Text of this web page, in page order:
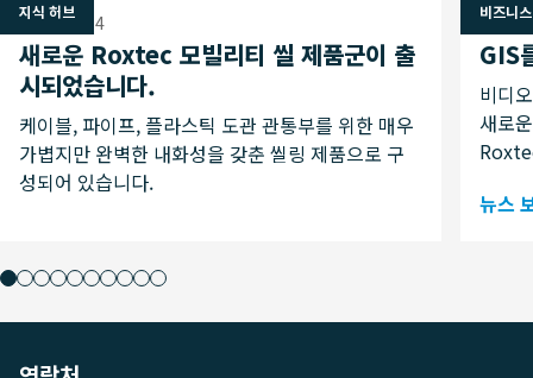
지식 허브
2025 08 14
새로운 Roxtec 모빌리티 씰 제품군이 출
시되었습니다.
케이블, 파이프, 플라스틱 도관 관통부를 위한 매우
가볍지만 완벽한 내화성을 갖춘 씰링 제품으로 구
성되어 있습니다.
비즈니
2025
GIS
비디
새로
뉴스